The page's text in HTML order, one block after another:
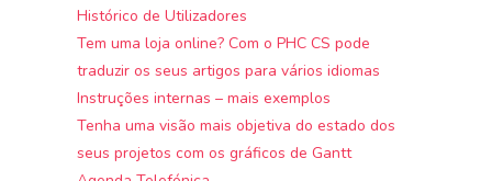
Histórico de Utilizadores
Tem uma loja online? Com o PHC CS pode
traduzir os seus artigos para vários idiomas
Instruções internas – mais exemplos
Tenha uma visão mais objetiva do estado dos
seus projetos com os gráficos de Gantt